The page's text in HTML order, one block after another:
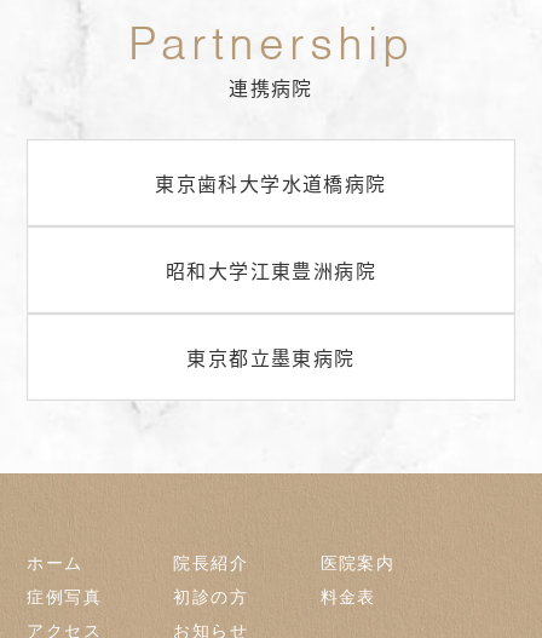
連携病院
東京歯科大学水道橋病院
昭和大学江東豊洲病院
東京都立墨東病院
ホーム 院長紹介
医院案内
症例写真
初診の方
料金表
アクセス
お知らせ